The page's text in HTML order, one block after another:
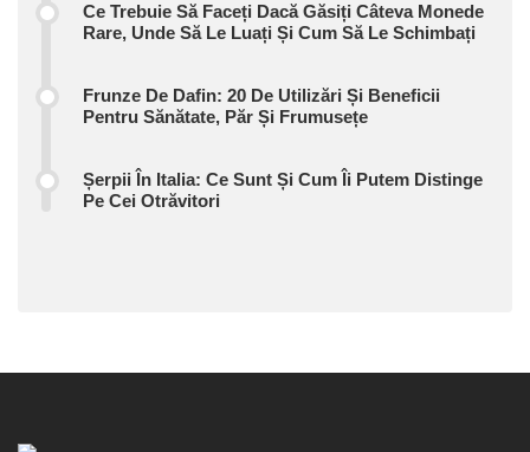
Ce Trebuie Să Faceți Dacă Găsiți Câteva Monede
Rare, Unde Să Le Luați Și Cum Să Le Schimbați
Frunze De Dafin: 20 De Utilizări Și Beneficii
Pentru Sănătate, Păr Și Frumusețe
Șerpii În Italia: Ce Sunt Și Cum Îi Putem Distinge
Pe Cei Otrăvitori